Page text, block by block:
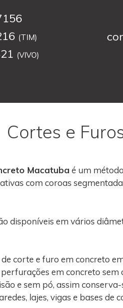
(TIM)
(VIVO)
Cortes e
Macatuba é um
com coroas
disponíveis em vários
corte e furo em concreto
em concreto sem
e sem pó, assim conserva-
lajes, vigas e bases de